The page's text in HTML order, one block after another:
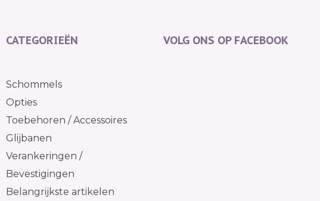
CATEGORIEËN
Schommels
Opties
Toebehoren / Accessoires
Glijbanen
Verankeringen /
Bevestigingen
Belangrijkste artikelen
VOLG ONS OP FACEBOOK